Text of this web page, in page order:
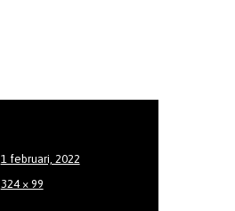
Publicerat
den
1 februari, 2022
Full
324 × 99